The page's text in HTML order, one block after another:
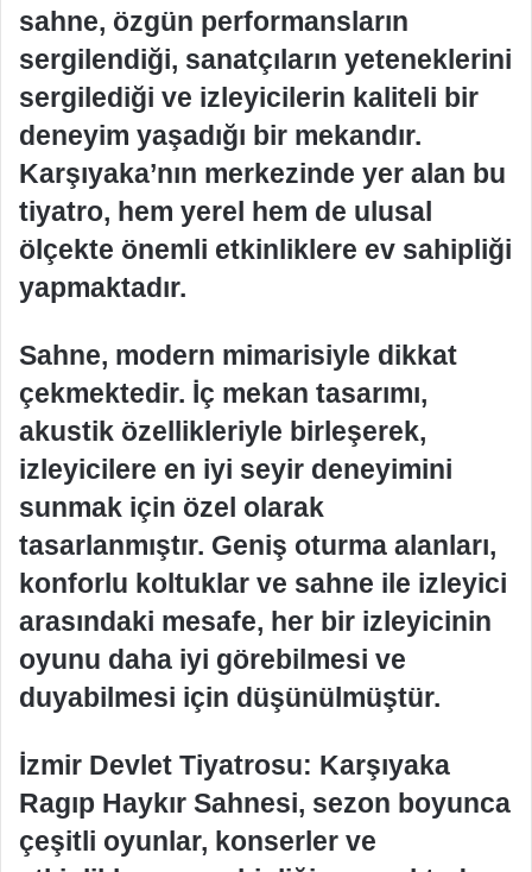
sahne, özgün performansların
sergilendiği, sanatçıların yeteneklerini
sergilediği ve izleyicilerin kaliteli bir
deneyim yaşadığı bir mekandır.
Karşıyaka’nın merkezinde yer alan bu
tiyatro, hem yerel hem de ulusal
ölçekte önemli etkinliklere ev sahipliği
yapmaktadır.
Sahne, modern mimarisiyle dikkat
çekmektedir. İç mekan tasarımı,
akustik özellikleriyle birleşerek,
izleyicilere en iyi seyir deneyimini
sunmak için özel olarak
tasarlanmıştır. Geniş oturma alanları,
konforlu koltuklar ve sahne ile izleyici
arasındaki mesafe, her bir izleyicinin
oyunu daha iyi görebilmesi ve
duyabilmesi için düşünülmüştür.
İzmir Devlet Tiyatrosu: Karşıyaka
Ragıp Haykır Sahnesi, sezon boyunca
çeşitli oyunlar, konserler ve